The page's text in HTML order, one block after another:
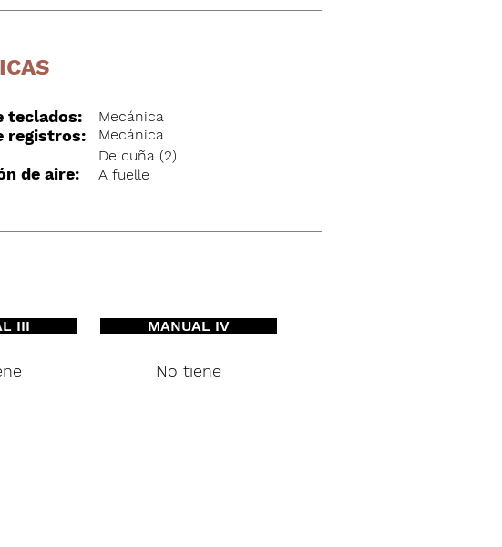
teclados:
registros:
de aire:
Mecánica
Mecánica
De cuña (2)
A fuelle
III MANUAL IV
No tiene